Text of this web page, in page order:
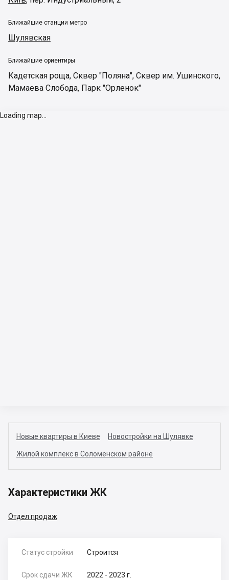
Ближайшие станции метро
Шулявская
Ближайшие ориентиры
Кадетская роща, Сквер "Поляна", Сквер им. Ушинского,
Мамаева Слобода, Парк "Орленок"
Loading map...
Новые квартиры в Киеве Новостройки на Шулявке
Жилой комплекс в Соломенском районе
Характеристики ЖК
Отдел продаж
Статус стройки Строится
Срок сдачи ЖК 2022 - 2023 г.